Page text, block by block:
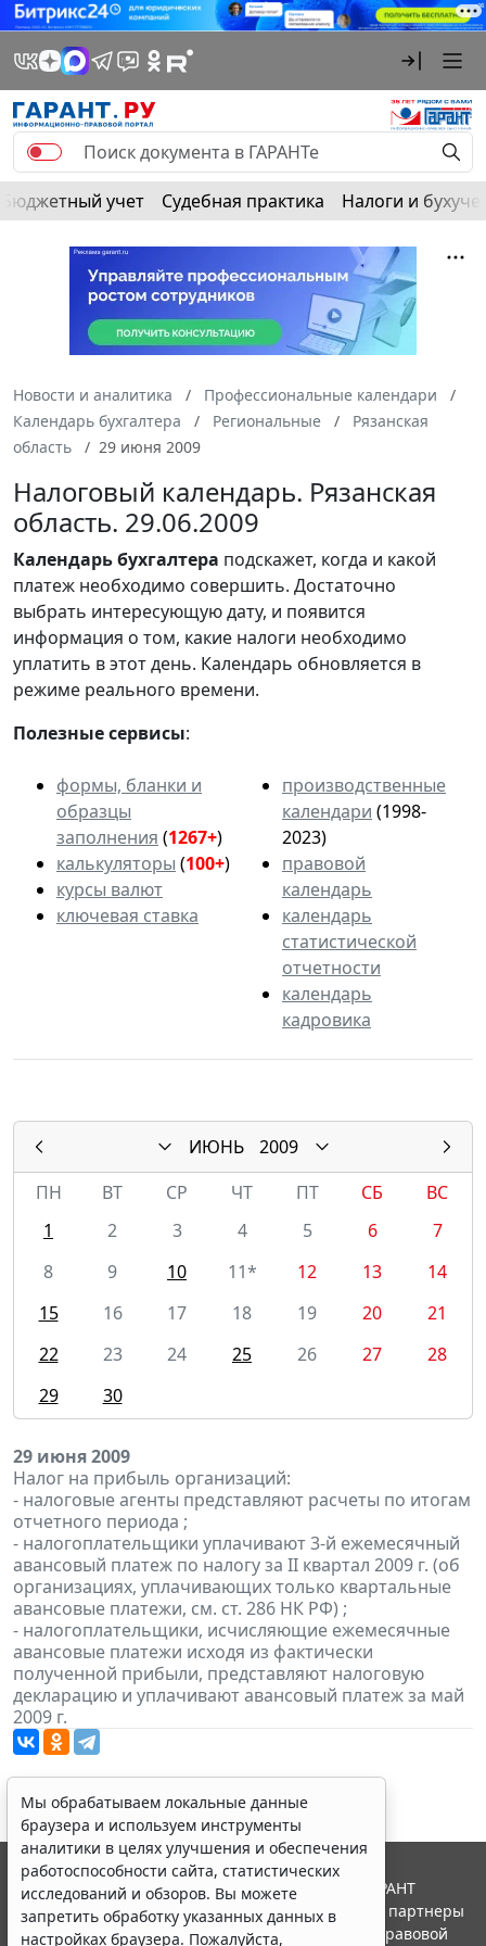
Бюджетный учет Судебная практика Налоги и
Новости и аналитика
Профессиональные календари
Календарь бухгалтера
Региональные
Рязанская
область
29 июня 2009
Налоговый календарь. Рязанская
область. 29.06.2009
Календарьбухгалтера подскажет, когда и какой
платеж необходимо совершить. Достаточно
выбрать интересующую дату, и появится
информация о том, какие налоги необходимо
уплатить в этот день. Календарь обновляется в
режиме реального времени.
Полезные сервисы:
формы, бланки и
образцы
заполнения (1267+)
калькуляторы (100+)
курсы валют
ключевая ставка
производственные
календари (1998-
2023)
правовой
календарь
календарь
статистической
отчетности
календарь
кадровика
ИЮНЬ
2009
ПН
ВТ СР ЧТ ПТ СБ
ВС
1
2 3 4 5 6
7
8
9 10 11* 12 13
14
15
16 17 18 19 20
21
22
23 24 25 26 27
28
29
30
29 июня 2009
Налог на прибыль организаций:
- налоговые агенты представляют расчеты по итогам
отчетного периода ;
- налогоплательщики уплачивают 3-й ежемесячный
авансовый платеж по налогу за II квартал 2009 г. (об
организациях, уплачивающих только квартальные
авансовые платежи, см. ст. 286 НК РФ) ;
- налогоплательщики, исчисляющие ежемесячные
авансовые платежи исходя из фактически
полученной прибыли, представляют налоговую
декларацию и уплачивают авансовый платеж за май
2009 г.
Мы обрабатываем локальные данные
браузера и используем инструменты
аналитики в целях улучшения и обеспечения
работоспособности сайта, статистических
исследований и обзоров. Вы можете
запретить обработку указанных данных в
настройках браузера. Пожалуйста,
© ООО "НПП "ГАРАНТ-СЕРВИС", 2026. Система ГАРАНТ
выпускается с 1990 года. Компания "Гарант" и ее партнеры
являются участниками Российской ассоциации правовой